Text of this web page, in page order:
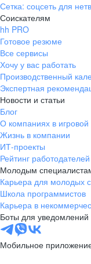
Сетка: соцсеть для
Соискателям
hh PRO
Готовое резюме
Все сервисы
Хочу у вас работать
Производственный
Экспертная
Новости и статьи
Блог
О компаниях в
Жизнь в компании
ИТ-проекты
Рейтинг
Молодым
Карьера для молодых
Школа программистов
Карьера в
Боты для уведомлений
Мобильное